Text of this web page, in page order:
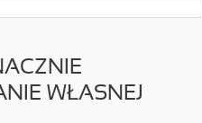
WŁASNEJ